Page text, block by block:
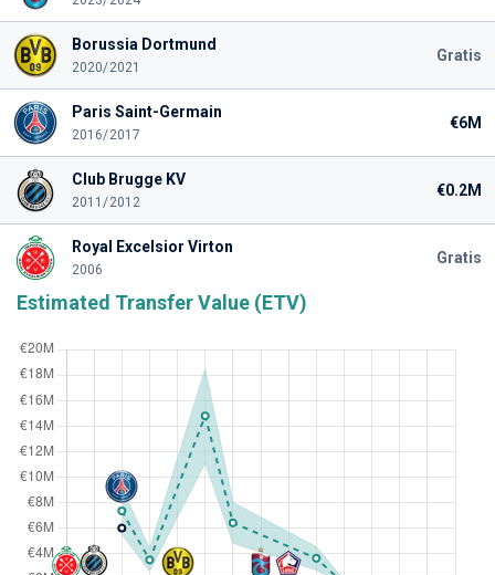
Borussia Dortmund
2020/2021
Gratis
Paris Saint-Germain
2016/2017
€6M
Club Brugge KV
2011/2012
€0.2M
Royal Excelsior Virton
2006
Gratis
Estimated Transfer Value (ETV)